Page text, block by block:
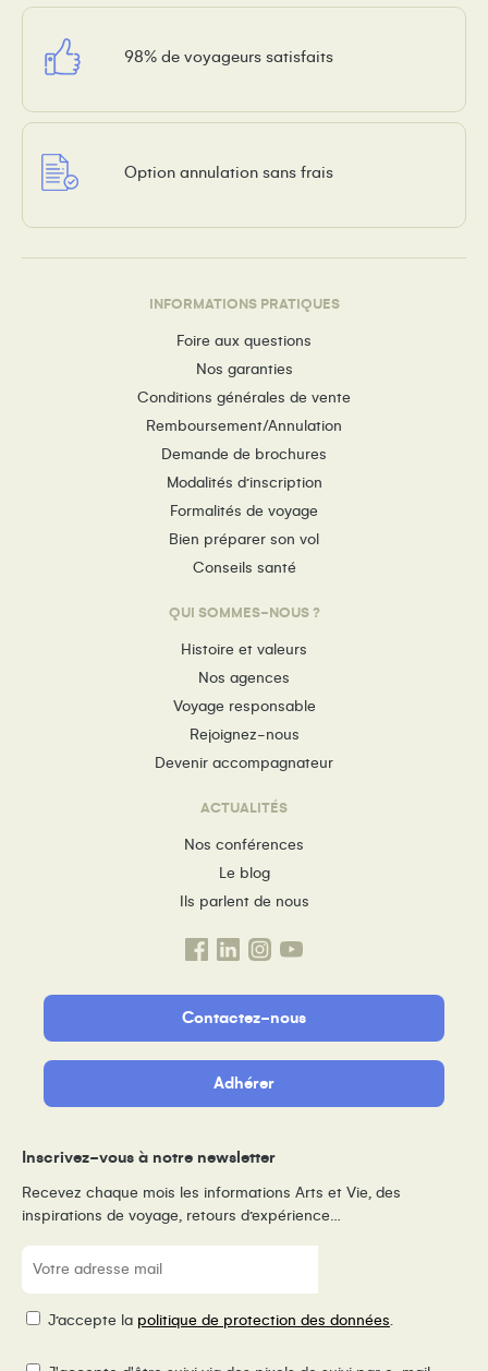
98% de voyageurs satisfaits
Option annulation sans frais
INFORMATIONS PRATIQUES
Foire aux questions
Nos garanties
Conditions générales de vente
Remboursement/Annulation
Demande de brochures
Modalités d’inscription
Formalités de voyage
Bien préparer son vol
Conseils santé
QUI SOMMES-NOUS ?
Histoire et valeurs
Nos agences
Voyage responsable
Rejoignez-nous
Devenir accompagnateur
ACTUALITÉS
Nos conférences
Le blog
Ils parlent de nous
Contactez-nous
Adhérer
Inscrivez-vous à notre newsletter
Recevez chaque mois les informations Arts et Vie, des
inspirations de voyage, retours d’expérience…
E-
mail
RGPDJ’accepte la politique de protection des données.